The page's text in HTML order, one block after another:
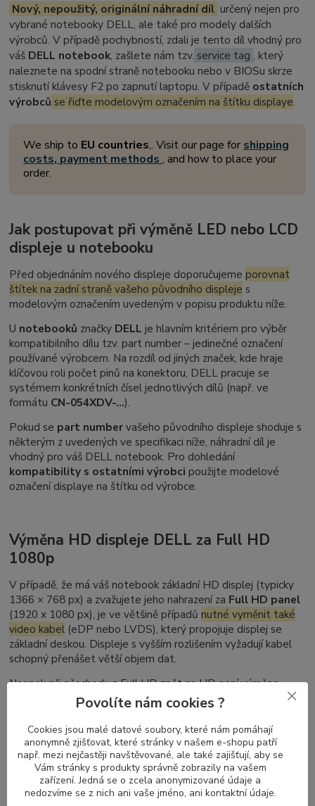
Nový, nepoužitý, originální náhradní díl určený nejen pro
vybrané notebooky DELL, ale také pro modely dalších
výrobců. V případě pochybností, zdali je tento díl vhodný pro
váš DELL notebook, zašlete nám tzv. service tag , který
naleznete na spodní straně notebooku nebo v BIOSu skrze
stisknutí klávesy F2 po zapnutí laptopu. V případě ostatních
výrobců se řiďte modelovým označením na štítku displaye.
We ship to EU countries,. Visit our page for shipping
costs, payment methods, and how to place your
order.
Jak postupovat při výměně LED nebo LCD
displeje u notebooku
Před objednáním nového displeje doporučujeme porovnat
štítek na zadní straně vašeho původního displeje s
modelovým označením uvedeným v popisu produktu níže.
U notebooků značky DELL je hlavním kritériem pro výběr
kompatibilního dílu tzv. part number– jedinečné označení
používané výrobcem. Na rozdíl od jiných značek, kde hraje
klíčovou roli počet pinů na konektoru, DELL pracuje se
systémem konkrétních čísel jednotlivých dílů (např. ve
formátu CN-054XDV-...).
Pokud se part numbervašeho původního displeje shoduje s
některým z uvedených ve specifikaci níže, náhradní díl je
vhodný pro váš DELL notebook. Pro dohledání
kompatibility s ostatními výrobci použijte modelové
označení displaye na štítku od výrobce.
Výměna HD displeje DELL za Full HD
1080p
V případě, že má váš notebook základní HD displej (typicky
1366 × 768 px) a zvažujete jeho nahrazení za Full HD panel
(1920 x 1080 px), je ve většině případů nutné vyměnit také
video kabel (eDP nebo LVDS), který propojuje displej se
základní deskou. Displeje s vyšším rozlišením vyžadují kabel
schopný přenášet větší objem dat.
Naopak při přechodu z Full HD zpět na HD není výměna
kabelu nutná – kabely pro vyšší rozlišení podporují i nižší
režimy zobrazení.
Nelze zaměnit DELL Latitude dotykový
displej za nedotykový (a naopak)
Povolíte nám cookies ?
Cookies jsou malé datové soubory, které nám pomáhají
anonymně zjišťovat, které stránky v našem e-shopu patří
např. mezi nejčastěji navštěvované, ale také zajišťují, aby se
Vám stránky s produkty správně zobrazily na vašem
zařízení. Jedná se o zcela anonymizované údaje a
nedozvíme se z nich ani vaše jméno, ani kontaktní údaje.